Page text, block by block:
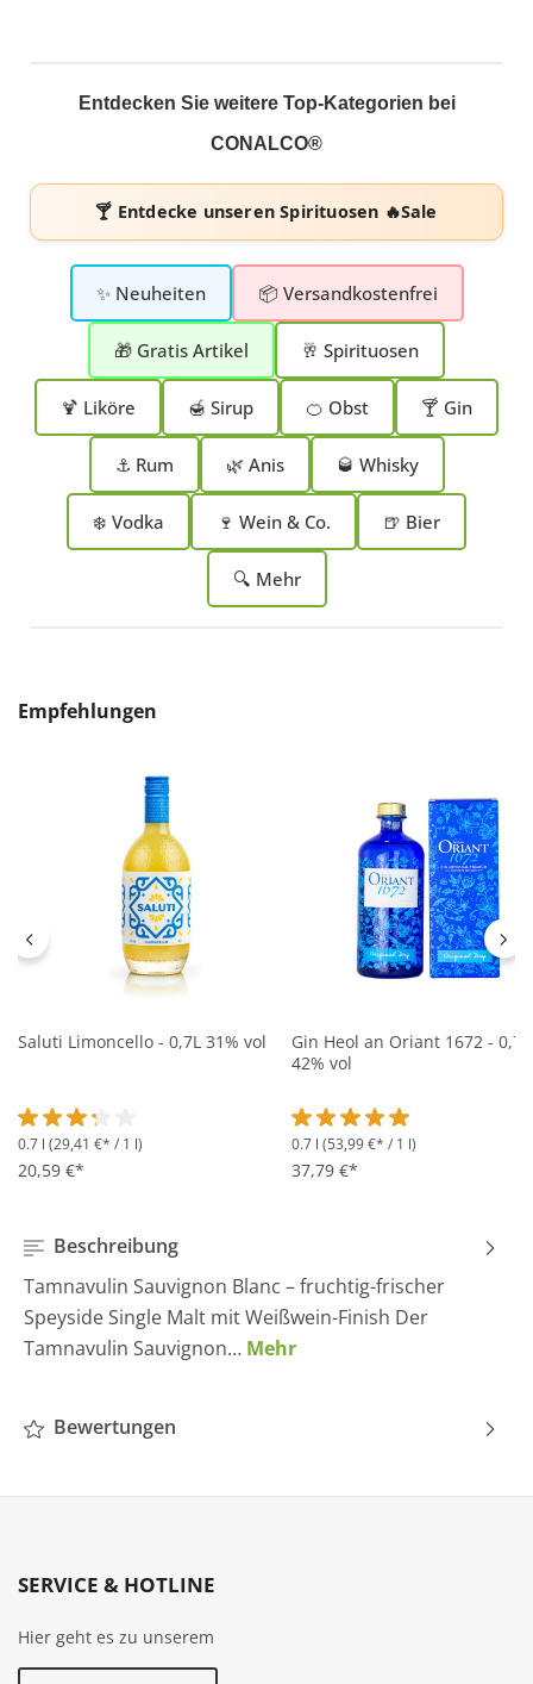
Entdecken Sie weitere Top-Kategorien bei
CONALCO®
🍸 Entdecke unserenSpirituosen 🔥Sale
✨ Neuheiten 📦 Versandkostenfrei
🎁 Gratis Artikel 🥂 Spirituosen
🍹 Liköre 🍯 Sirup 🍊 Obst 🍸 Gin
⚓ Rum 🌿 Anis 🥃 Whisky
❄️ Vodka 🍷 Wein & Co. 🍺 Bier
🔍 Mehr
Produktgalerie überspringen
Empfehlungen
Saluti Limoncello - 0,7L 31% vol
Durchschnittliche Bewertung von 3.2 von 5 Sternen
0.7 l (29,41 €* / 1 l)
20,59 €*
Gin Heol an Oriant 1672 - 0,7L
42% vol
Durchschnittliche
0.7 l (53,99 €* / 1 l)
37,79 €*
Beschreibung
Tamnavulin Sauvignon Blanc – fruchtig-frischer
Speyside Single Malt mit Weißwein-Finish Der
Tamnavulin Sauvignon… Mehr
Bewertungen
SERVICE & HOTLINE
Hier geht es zu unserem